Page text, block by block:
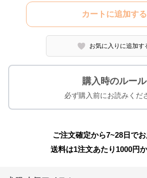
カートに追加する
お気に入りに追加す
購入時のルール
必ず購入前にお読みくだ
ご注文確定から7~28日で
送料は1注文あたり 1000円